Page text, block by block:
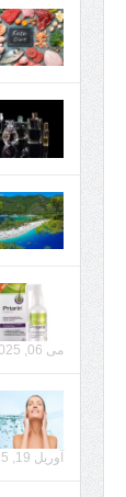
می 06, 2025
آوریل 19, 2025